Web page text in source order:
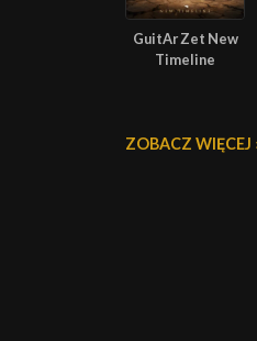
GuitAr Zet New
Timeline
ZOBACZ WIĘCEJ